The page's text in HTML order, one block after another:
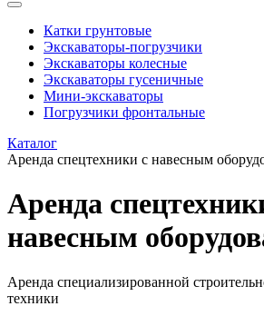
Катки грунтовые
Экскаваторы-погрузчики
Экскаваторы колесные
Экскаваторы гусеничные
Мини-экскаваторы
Погрузчики фронтальные
Каталог
Аренда спецтехники с навесным
Аренда
навесным
Аренда специализированной
техники